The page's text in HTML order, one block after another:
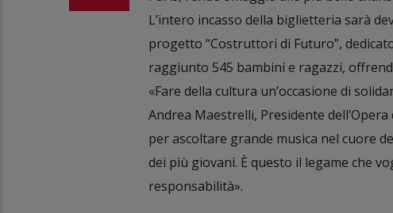
L’intero incasso della biglietteria sarà
progetto “Costruttori di Futuro”,
raggiunto 545 bambini e ragazzi,
«Fare della cultura un’occasione di
Andrea Maestrelli, Presidente
per ascoltare grande musica nel cuore
dei più giovani. È questo il legame che
responsabilità».